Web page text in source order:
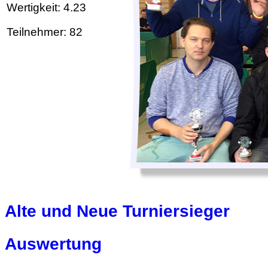
Wertigkeit: 4.23
Teilnehmer: 82
Alte und Neue Turniersieger
Auswertung